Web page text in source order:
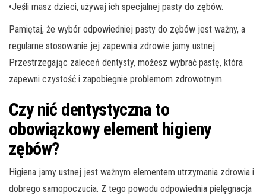
•Jeśli masz dzieci, używaj ich specjalnej pasty do zębów.
Pamiętaj, że wybór odpowiedniej pasty do zębów jest ważny, a
regularne stosowanie jej zapewnia zdrowie jamy ustnej.
Przestrzegając zaleceń dentysty, możesz wybrać pastę, która
zapewni czystość i zapobiegnie problemom zdrowotnym.
Czy nić dentystyczna to
obowiązkowy element higieny
zębów?
Higiena jamy ustnej jest ważnym elementem utrzymania zdrowia i
dobrego samopoczucia. Z tego powodu odpowiednia pielęgnacja